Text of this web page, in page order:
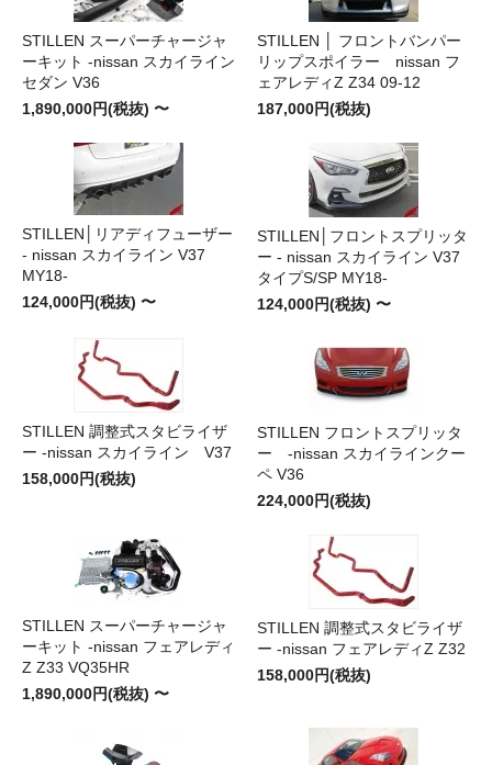
STILLEN スーパーチャージャ
ーキット -nissan スカイライン
セダン V36
1,890,000円(税抜) 〜
STILLEN │ フロントバンパー
リップスポイラー nissan フ
ェアレディZ Z34 09-12
187,000円(税抜)
STILLEN│リアディフューザー
- nissan スカイライン V37
MY18-
124,000円(税抜) 〜
STILLEN│フロントスプリッタ
ー - nissan スカイライン V37
タイプS/SP MY18-
124,000円(税抜) 〜
STILLEN 調整式スタビライザ
ー -nissan スカイライン V37
158,000円(税抜)
STILLEN フロントスプリッタ
ー -nissan スカイラインクー
ペ V36
224,000円(税抜)
STILLEN スーパーチャージャ
ーキット -nissan フェアレディ
Z Z33 VQ35HR
1,890,000円(税抜) 〜
STILLEN 調整式スタビライザ
ー -nissan フェアレディZ Z32
158,000円(税抜)